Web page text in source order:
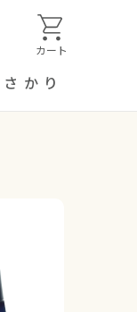
カート
かり